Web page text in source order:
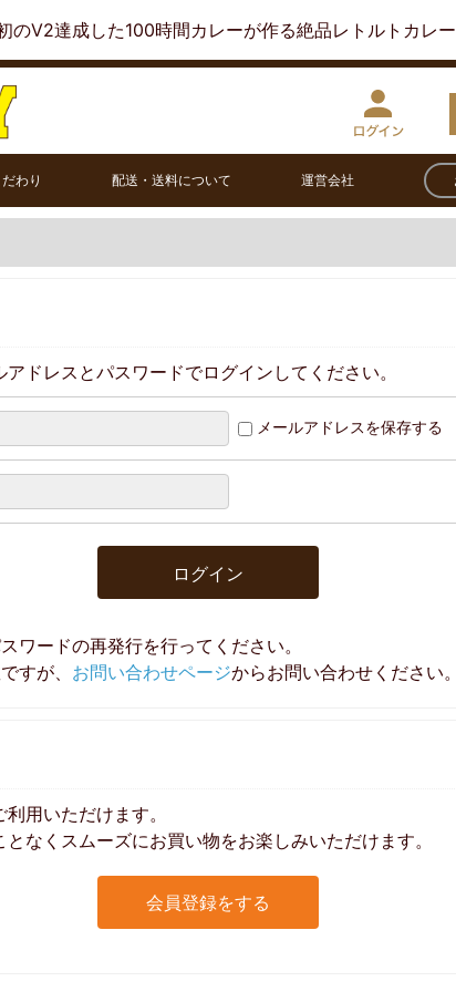
のV2達成した100時間カレーが作る絶品レトルトカレ
わり 配送・送料について 運営会社
ドレスとパスワードでログインしてください。
メールアドレスを保存する
ログイン
ワードの再発行を行ってください。
すが、 お問い合わせページからお問い合わせください
用いただけます。
なくスムーズにお買い物をお楽しみいただけます。
会員登録をする